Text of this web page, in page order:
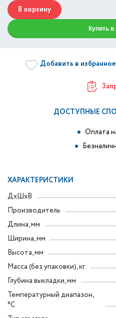
В корзину
Купить в
Добавить в избранное
ДОСТУПНЫЕ
Оплата
ХАРАКТЕРИСТИКИ
ДxШxВ
Производитель
Длина, мм
Ширина, мм
Высота, мм
Масса (без упаковки), кг
Глубина выкладки, мм
Температурный диапазон,
°C